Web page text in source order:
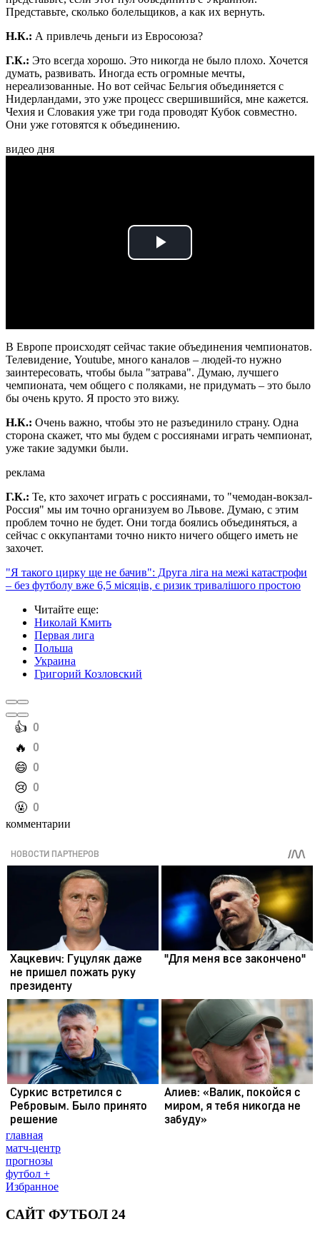
Представьте, сколько болельщиков, а как их вернуть.
Н.К.: А привлечь деньги из Евросоюза?
Г.К.: Это всегда хорошо. Это никогда не было плохо. Хочется
думать, развивать. Иногда есть огромные мечты,
нереализованные. Но вот сейчас Бельгия объединяется с
Нидерландами, это уже процесс свершившийся, мне кажется.
Чехия и Словакия уже три года проводят Кубок совместно.
Они уже готовятся к объединению.
видео дня
Play
В Европе происходят сейчас такие объединения чемпионатов.
Телевидение, Youtube, много каналов – людей-то нужно
заинтересовать, чтобы была "затрава". Думаю, лучшего
чемпионата, чем общего с поляками, не придумать – это было
бы очень круто. Я просто это вижу.
Н.К.: Очень важно, чтобы это не разъединило страну. Одна
сторона скажет, что мы будем с россиянами играть чемпионат,
уже такие задумки были.
реклама
Г.К.: Те, кто захочет играть с россиянами, то "чемодан-вокзал-
Россия" мы им точно организуем во Львове. Думаю, с этим
проблем точно не будет. Они тогда боялись объединяться, а
сейчас с оккупантами точно никто ничего общего иметь не
захочет.
"Я такого цирку ще не бачив": Друга ліга на межі катастрофи
– без футболу вже 6,5 місяців, є ризик тривалішого простою
Читайте еще:
Николай Кмить
Первая лига
Польша
Украина
Григорий Козловский
️👍 0
️🔥 0
️😄 0
️😢 0
️🤬 0
комментарии
главная
матч-центр
прогнозы
футбол +
Избранное
САЙТ ФУТБОЛ 24